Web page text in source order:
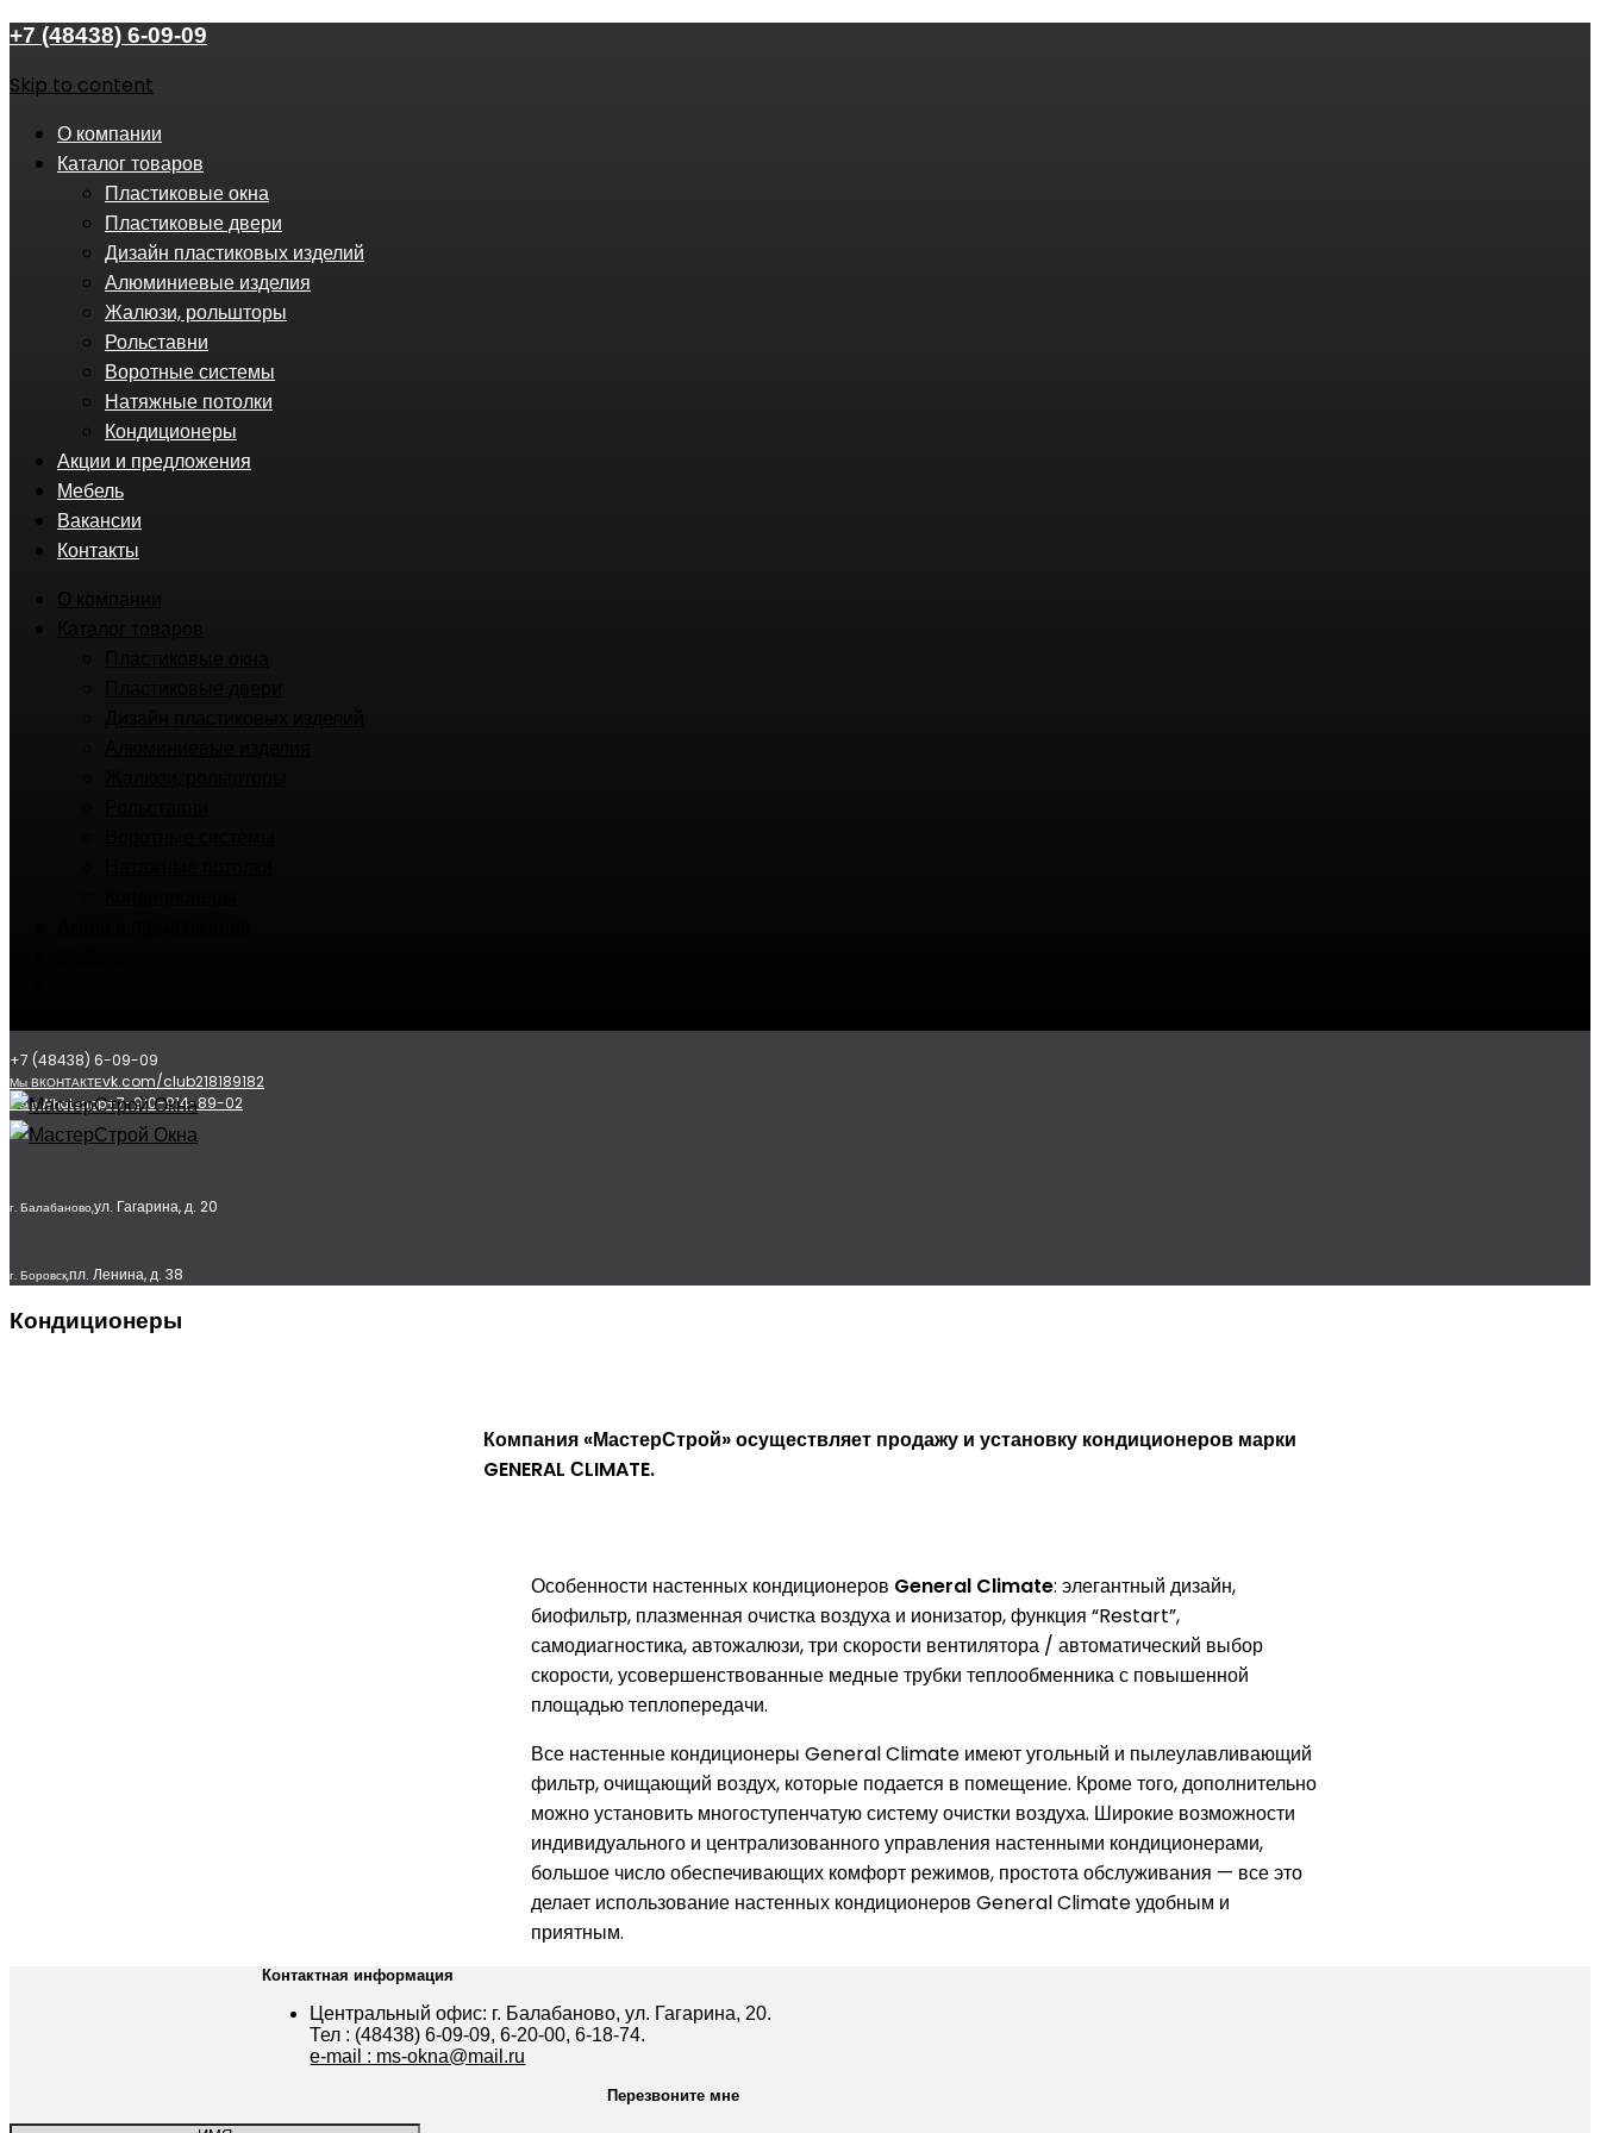
+7 (48438) 6-09-09
Skip to content
О компании
Каталог товаров
Пластиковые окна
Пластиковые двери
Дизайн пластиковых изделий
Алюминиевые изделия
Жалюзи, рольшторы
Рольставни
Воротные системы
Натяжные потолки
Кондиционеры
Акции и предложения
Мебель
Вакансии
Контакты
+7 (48438) 6-09-09
Мы ВКОНТАКТЕvk.com/club218189182
Мы в Whatsapp+7-910-914-89-02
г. Балабаново,ул. Гагарина, д. 20
г. Боровск,пл. Ленина, д. 38
Кондиционеры
Компания «МастерСтрой» осуществляет продажу и установку кондиционеров марки
GENERAL СLIMATE.
Особенности настенных кондиционеров General Climate: элегантный дизайн,
биофильтр, плазменная очистка воздуха и ионизатор, функция “Restart”,
самодиагностика, автожалюзи, три скорости вентилятора / автоматический выбор
скорости, усовершенствованные медные трубки теплообменника с повышенной
площадью теплопередачи.
Все настенные кондиционеры General Climate имеют угольный и пылеулавливающий
фильтр, очищающий воздух, которые подается в помещение. Кроме того, дополнительно
можно установить многоступенчатую систему очистки воздуха. Широкие возможности
индивидуального и централизованного управления настенными кондиционерами,
большое число обеспечивающих комфорт режимов, простота обслуживания — все это
делает использование настенных кондиционеров General Climate удобным и
приятным.
Контактная информация
Центральный офис: г. Балабаново, ул. Гагарина, 20.
Тел : (48438) 6-09-09, 6-20-00, 6-18-74.
e-mail : ms-okna@mail.ru
Перезвоните мне